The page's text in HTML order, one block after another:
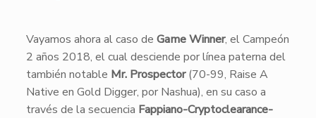
Vayamos ahora al caso de Game Winner, el Campeón
2 años 2018, el cual desciende por línea paterna del
también notable Mr. Prospector(70-99, Raise A
Native en Gold Digger, por Nashua), en su caso a
través de la secuencia Fappiano-Cryptoclearance-